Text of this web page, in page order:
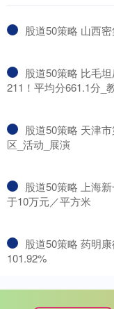
股道50策略 山西
股道50策略 比毛
211！平均分661.1分_
股道50策略 天津
区_活动_展演
股道50策略 上海
于10万元／平方米
股道50策略 药明
101.92%